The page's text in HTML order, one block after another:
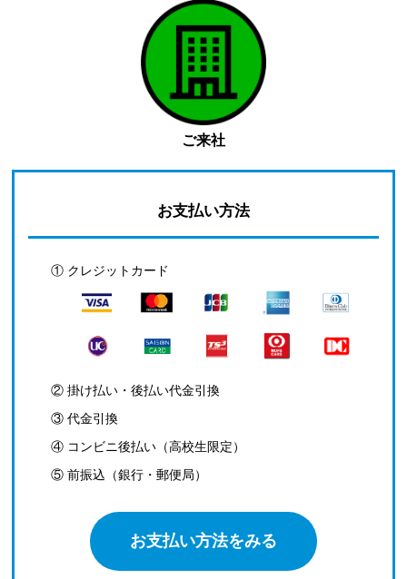
ご来社
お支払い方法
① クレジットカード
② 掛け払い・後払い代金引換
③ 代金引換
④ コンビニ後払い（高校生限定）
⑤ 前振込（銀行・郵便局）
お支払い方法をみる